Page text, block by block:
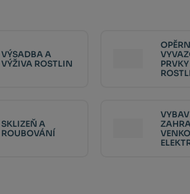
VÝSADBA A
VÝŽIVA ROSTLIN
SKLIZEŇ A
ROUBOVÁNÍ